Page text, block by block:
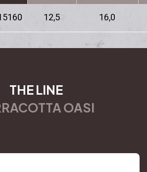
12,5 16,0
THE LINE
OASI